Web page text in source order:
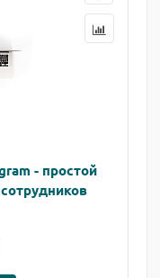
- простой